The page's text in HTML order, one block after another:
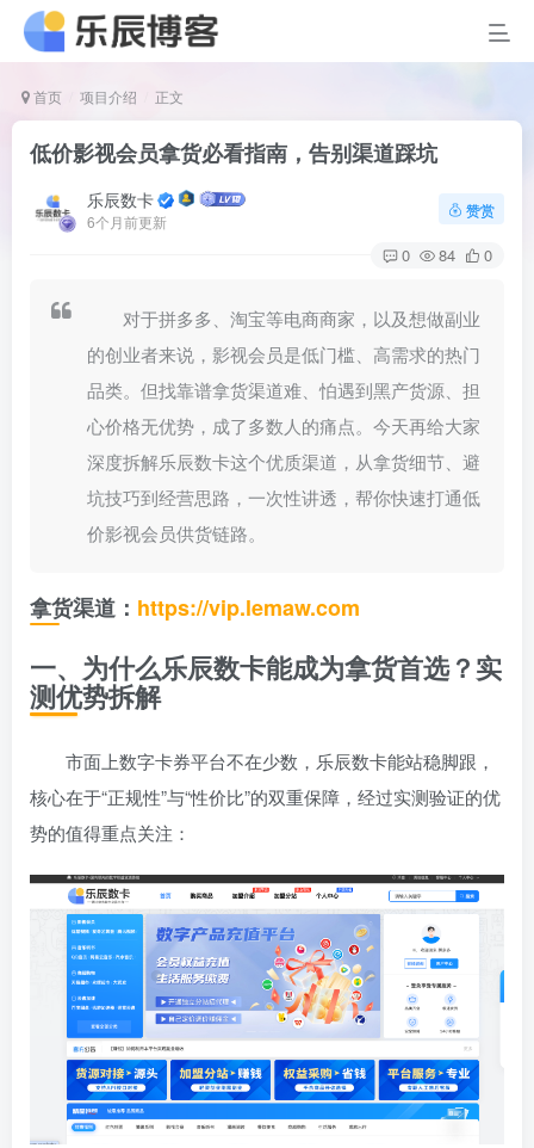
首页 项目介绍 正文
低价影视会员拿货必看指南，告别渠道踩坑
乐辰数卡
6个月前更新
赞赏
0 84 0
对于拼多多、淘宝等电商商家，以及想做副业
的创业者来说，影视会员是低门槛、高需求的热门
品类。但找靠谱拿货渠道难、怕遇到黑产货源、担
心价格无优势，成了多数人的痛点。今天再给大家
深度拆解乐辰数卡这个优质渠道，从拿货细节、避
坑技巧到经营思路，一次性讲透，帮你快速打通低
价影视会员供货链路。
拿货渠道： https://vip.lemaw.com
一、为什么乐辰数卡能成为拿货首选？实
测优势拆解
市面上数字卡券平台不在少数，乐辰数卡能站稳脚跟，
核心在于“正规性”与“性价比”的双重保障，经过实测验证的优
势的值得重点关注：